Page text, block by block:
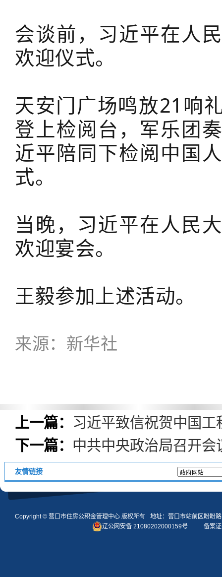
会谈前，习近平在人
欢迎仪式。
天安门广场鸣放21响
登上检阅台，军乐团
近平陪同下检阅中国
式。
当晚，习近平在人民
欢迎宴会。
王毅参加上述活动。
来源：新华社
上一篇： 习近平致信祝贺中国工
下一篇： 中共中央政治局召开
友情链接
Copyright © 营口市住房公积金管理中心版权所有
地址：营口市站前区盼盼
辽公网安备 21080202000159号
备案